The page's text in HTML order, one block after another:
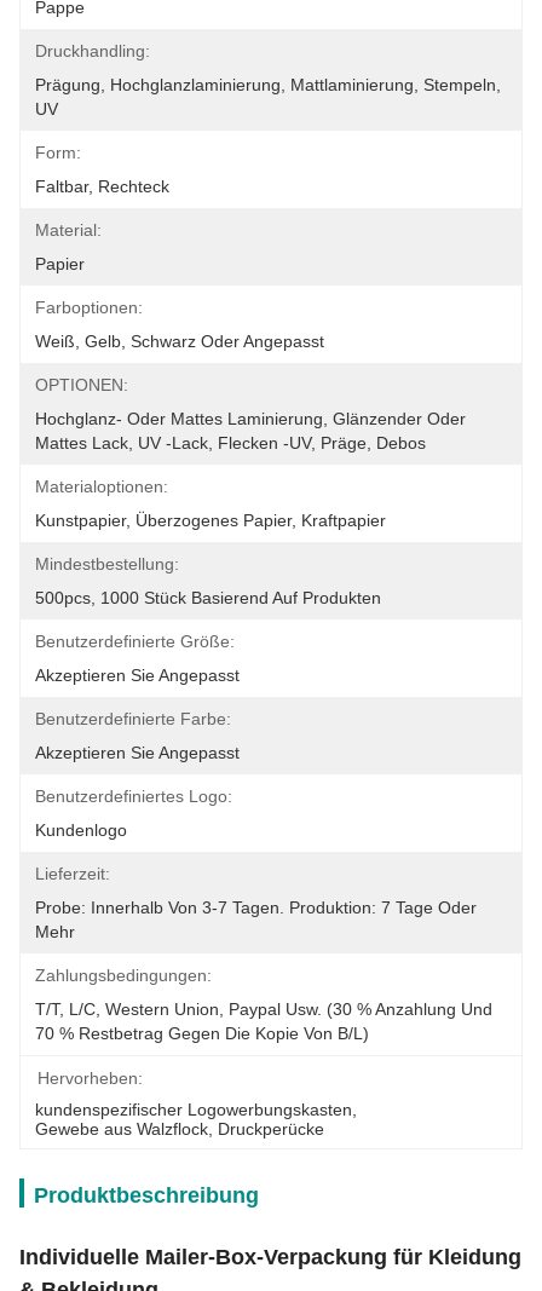
Pappe
Druckhandling:
Prägung, Hochglanzlaminierung, Mattlaminierung, Stempeln,
UV
Form:
Faltbar, Rechteck
Material:
Papier
Farboptionen:
Weiß, Gelb, Schwarz Oder Angepasst
OPTIONEN:
Hochglanz- Oder Mattes Laminierung, Glänzender Oder
Mattes Lack, UV -Lack, Flecken -UV, Präge, Debos
Materialoptionen:
Kunstpapier, Überzogenes Papier, Kraftpapier
Mindestbestellung:
500pcs, 1000 Stück Basierend Auf Produkten
Benutzerdefinierte Größe:
Akzeptieren Sie Angepasst
Benutzerdefinierte Farbe:
Akzeptieren Sie Angepasst
Benutzerdefiniertes Logo:
Kundenlogo
Lieferzeit:
Probe: Innerhalb Von 3-7 Tagen. Produktion: 7 Tage Oder
Mehr
Zahlungsbedingungen:
T/T, L/C, Western Union, Paypal Usw. (30 % Anzahlung Und
70 % Restbetrag Gegen Die Kopie Von B/L)
Hervorheben:
kundenspezifischer Logowerbungskasten
Gewebe aus Walzflock Druckperücke
Produktbeschreibung
Individuelle Mailer-Box-Verpackung für Kleidung